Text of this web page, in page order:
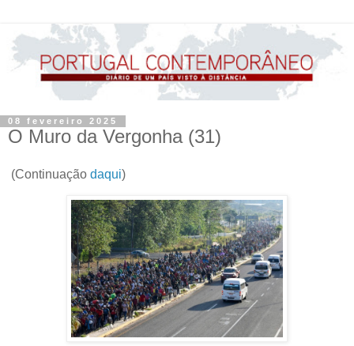
08 fevereiro 2025
O Muro da Vergonha (31)
(Continuação daqui)